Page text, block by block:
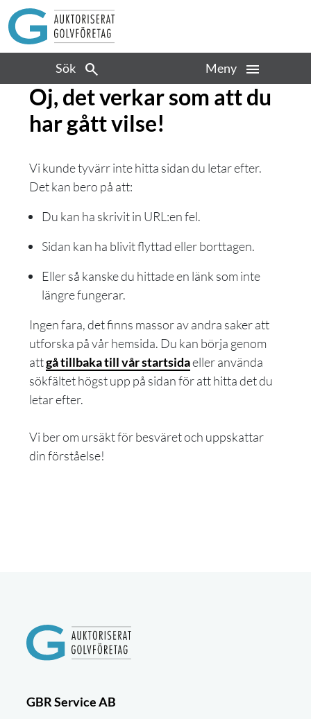
Sök Meny
Oj, det verkar som att du
har gått vilse!
Vi kunde tyvärr inte hitta sidan du letar efter.
Det kan bero på att:
Du kan ha skrivit in URL:en fel.
Sidan kan ha blivit flyttad eller borttagen.
Eller så kanske du hittade en länk som inte
längre fungerar.
Ingen fara, det finns massor av andra saker att
utforska på vår hemsida. Du kan börja genom
attgå tillbaka till vår startsidaeller använda
sökfältet högst upp på sidan för att hitta det du
letar efter.
Vi ber om ursäkt för besväret och uppskattar
din förståelse!
GBR Service AB